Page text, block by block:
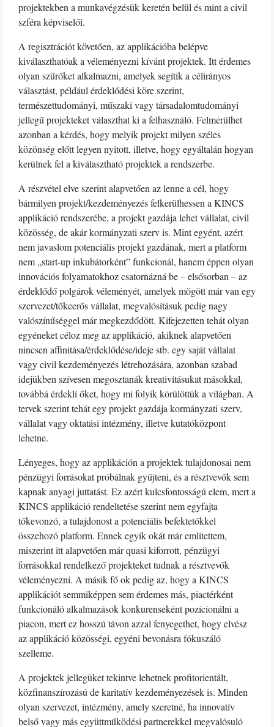
projektekben a munkavégzésük keretén belül és mint a civil
szféra képviselői.
A regisztrációt követően, az applikációba belépve
kiválaszthatóak a véleményezni kívánt projektek. Itt érdemes
olyan szűrőket alkalmazni, amelyek segítik a célirányos
választást, például érdeklődési köre szerint,
természettudományi, műszaki vagy társadalomtudományi
jellegű projekteket választhat ki a felhasználó. Felmerülhet
azonban a kérdés, hogy melyik projekt milyen széles
közönség előtt legyen nyitott, illetve, hogy egyáltalán hogyan
kerülnek fel a kiválasztható projektek a rendszerbe.
A részvétel elve szerint alapvetően az lenne a cél, hogy
bármilyen projekt/kezdeményezés felkerülhessen a KINCS
applikáció rendszerébe, a projekt gazdája lehet vállalat, civil
közösség, de akár kormányzati szerv is. Mint egyént, azért
nem javaslom potenciális projekt gazdának, mert a platform
nem „start-up inkubátorként” funkcionál, hanem éppen olyan
innovációs folyamatokhoz csatornázná be – elsősorban – az
érdeklődő polgárok véleményét, amelyek mögött már van egy
szervezet/tőkeerős vállalat, megvalósításuk pedig nagy
valószínűséggel már megkezdődött. Kifejezetten tehát olyan
egyéneket céloz meg az applikáció, akiknek alapvetően
nincsen affinitása/érdeklődése/ideje stb. egy saját vállalat
vagy civil kezdeményezés létrehozására, azonban szabad
idejükben szívesen megosztanák kreativitásukat másokkal,
továbbá érdekli őket, hogy mi folyik körülöttük a világban. A
tervek szerint tehát egy projekt gazdája kormányzati szerv,
vállalat vagy oktatási intézmény, illetve kutatóközpont
lehetne.
Lényeges, hogy az applikáción a projektek tulajdonosai nem
pénzügyi forrásokat próbálnak gyűjteni, és a résztvevők sem
kapnak anyagi juttatást. Ez azért kulcsfontosságú elem, mert a
KINCS applikáció rendeltetése szerint nem egyfajta
tőkevonzó, a tulajdonost a potenciális befektetőkkel
összehozó platform. Ennek egyik okát már említettem,
miszerint itt alapvetően már quasi kiforrott, pénzügyi
forrásokkal rendelkező projekteket tudnak a résztvevők
véleményezni. A másik fő ok pedig az, hogy a KINCS
applikációt semmiképpen sem érdemes más, piactérként
funkcionáló alkalmazások konkurenseként pozícionálni a
piacon, mert ez hosszú távon azzal fenyegethet, hogy elvész
az applikáció közösségi, egyéni bevonásra fókuszáló
szelleme.
A projektek jellegüket tekintve lehetnek profitorientált,
közfinanszírozású de karitatív kezdeményezések is. Minden
olyan szervezet, intézmény, amely szeretné, ha innovatív
belső vagy más együttműködési partnerekkel megvalósuló